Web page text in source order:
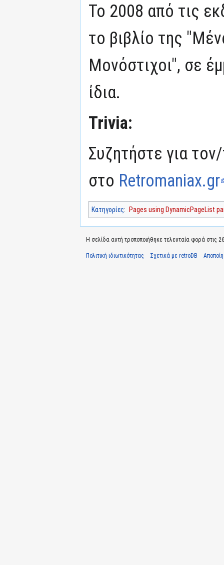
Το 2008 από τις
το βιβλίο της
Μονόστιχοι", σε
ίδια.
Trivia:
Συζητήστε για
στο Retromaniax.gr
Κατηγορίες: Pages using DynamicPageList
Η σελίδα αυτή τροποποιήθηκε τελευταία φορά στις 26
Πολιτική ιδιωτικότητας Σχετικά με retroDB